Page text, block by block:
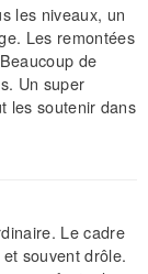
les niveaux, un
Les remontées
de
Un super
les soutenir dans
Le cadre
souvent drôle.